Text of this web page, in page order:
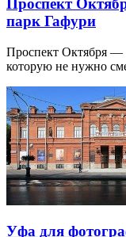
Проспект
парк Гафури
Проспект Октября —
которую не нужно
Уфа для